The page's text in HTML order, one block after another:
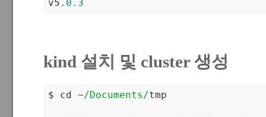
v5 .0 .3
kind 설치 및 cluster 생성
$ cd ~/Documents/tmp